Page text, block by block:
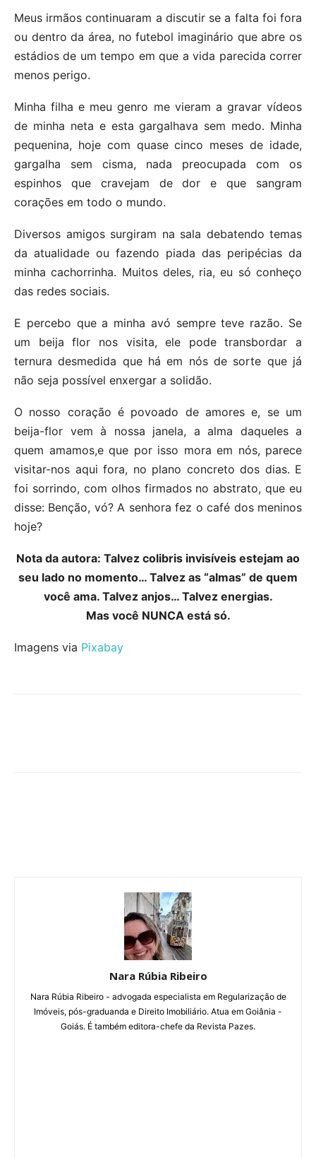
Meus irmãos continuaram a discutir se a falta foi fora
ou dentro da área, no futebol imaginário que abre os
estádios de um tempo em que a vida parecida correr
menos perigo.
Minha filha e meu genro me vieram a gravar vídeos
de minha neta e esta gargalhava sem medo. Minha
pequenina, hoje com quase cinco meses de idade,
gargalha sem cisma, nada preocupada com os
espinhos que cravejam de dor e que sangram
corações em todo o mundo.
Diversos amigos surgiram na sala debatendo temas
da atualidade ou fazendo piada das peripécias da
minha cachorrinha. Muitos deles, ria, eu só conheço
das redes sociais.
E percebo que a minha avó sempre teve razão. Se
um beija flor nos visita, ele pode transbordar a
ternura desmedida que há em nós de sorte que já
não seja possível enxergar a solidão.
O nosso coração é povoado de amores e, se um
beija-flor vem à nossa janela, a alma daqueles a
quem amamos,e que por isso mora em nós, parece
visitar-nos aqui fora, no plano concreto dos dias. E
foi sorrindo, com olhos firmados no abstrato, que eu
disse: Benção, vó? A senhora fez o café dos meninos
hoje?
Nota da autora: Talvez colibris invisíveis estejam ao
seu lado no momento… Talvez as “almas” de quem
você ama. Talvez anjos… Talvez energias.
Mas você NUNCA está só.
Imagens via Pixabay
Nara Rúbia Ribeiro
Nara Rúbia Ribeiro - advogada especialista em Regularização de
Imóveis, pós-graduanda e Direito Imobiliário. Atua em Goiânia -
Goiás. É também editora-chefe da Revista Pazes.